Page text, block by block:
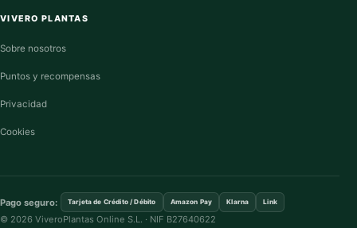
VIVERO PLANTAS
Sobre nosotros
Puntos y recompensas
Privacidad
Cookies
Pago seguro: Tarjeta de Crédito / Débito Amazon Pay Klarna Link
© 2026 ViveroPlantas Online S.L. · NIF B27640622